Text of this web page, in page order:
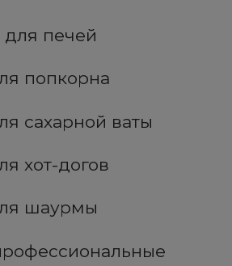
для печей
попкорна
сахарной ваты
хот-догов
шаурмы